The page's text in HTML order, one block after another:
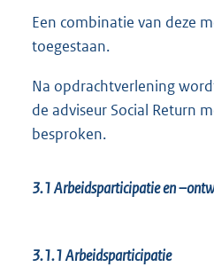
Een combinatie van deze
toegestaan.
Na opdrachtverlening
de adviseur Social Return
besproken.
3.1Arbeidsparticipatie en
3.1.1Arbeidsparticipatie